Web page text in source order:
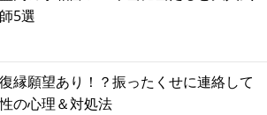
5選
縁願望あり！？振ったくせに連絡して
の心理＆対処法